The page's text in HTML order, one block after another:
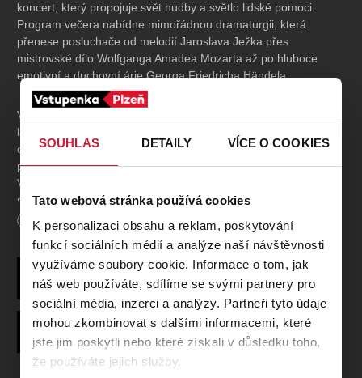
SOUHLAS DETAILY VÍCE O COOKIES
Tato webová stránka používá cookies
K personalizaci obsahu a reklam, poskytování
funkcí sociálních médií a analýze naší návštěvnosti
využíváme soubory cookie. Informace o tom, jak
náš web používáte, sdílíme se svými partnery pro
sociální média, inzerci a analýzy. Partneři tyto údaje
mohou zkombinovat s dalšími informacemi, které
jste jim poskytli nebo které získali v důsledku toho,
že používáte jejich služby.
koncert, který propojuje svět hudby a světlo lidské pomoci.
Program večera nabídne mimořádnou dramaturgii, která
přenese posluchače od melodií Jaroslava Ježka přes
mistrovské dílo Wolfganga Amadea Mozarta až po hluboce
emotivní a duchovní árie Georga Friedricha Händela.
Večer zahájí legendární „Tmavomodrý svět“ – symbolicky
laděná skladba českého skladatele Jaroslava Ježka. Následuje
operní předehra k Mozartově „Cosi fan tutte“ a poté se
ponoříme do barokního světa Georga Friedricha Händela.
Výběr árií a duetů z jeho oratorií a kantát nabídne bohatou
paletu emocí – od temnoty a zoufalství až po naději a vděk.
Závěr večera bude patřit jednomu z nejznámějších děl klasické
hudby – Mozartově serenádě G dur „Malá noční hudba“.
Účinkují:
Chuhei Iwasaki– dirigent
Plzeňská filharmonie
Délka 90 minut
Autor Wolfgang Amadeus Mozart